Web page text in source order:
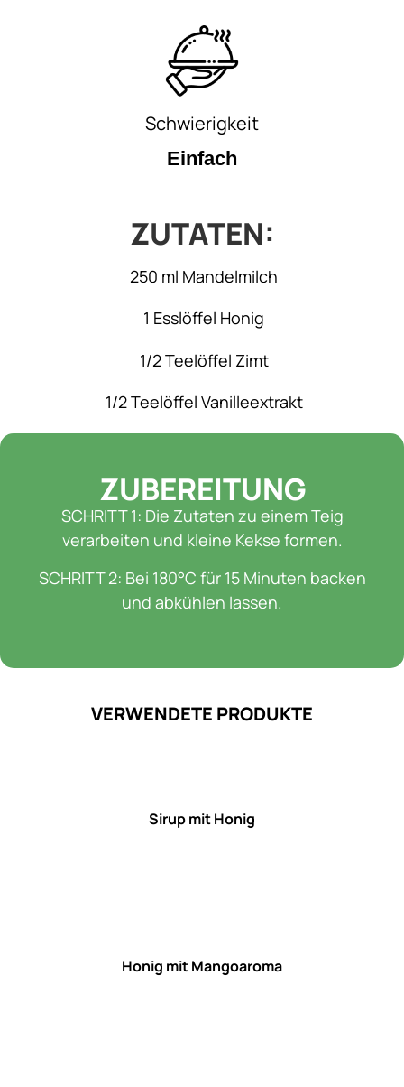
Schwierigkeit
Einfach
ZUTATEN:
250 ml Mandelmilch
1 Esslöffel Honig
1/2 Teelöffel Zimt
1/2 Teelöffel Vanilleextrakt
ZUBEREITUNG
SCHRITT 1: Die Zutaten zu einem Teig
verarbeiten und kleine Kekse formen.
SCHRITT 2: Bei 180°C für 15 Minuten backen
und abkühlen lassen.
VERWENDETE PRODUKTE
Sirup mit Honig
Honig mit Mangoaroma